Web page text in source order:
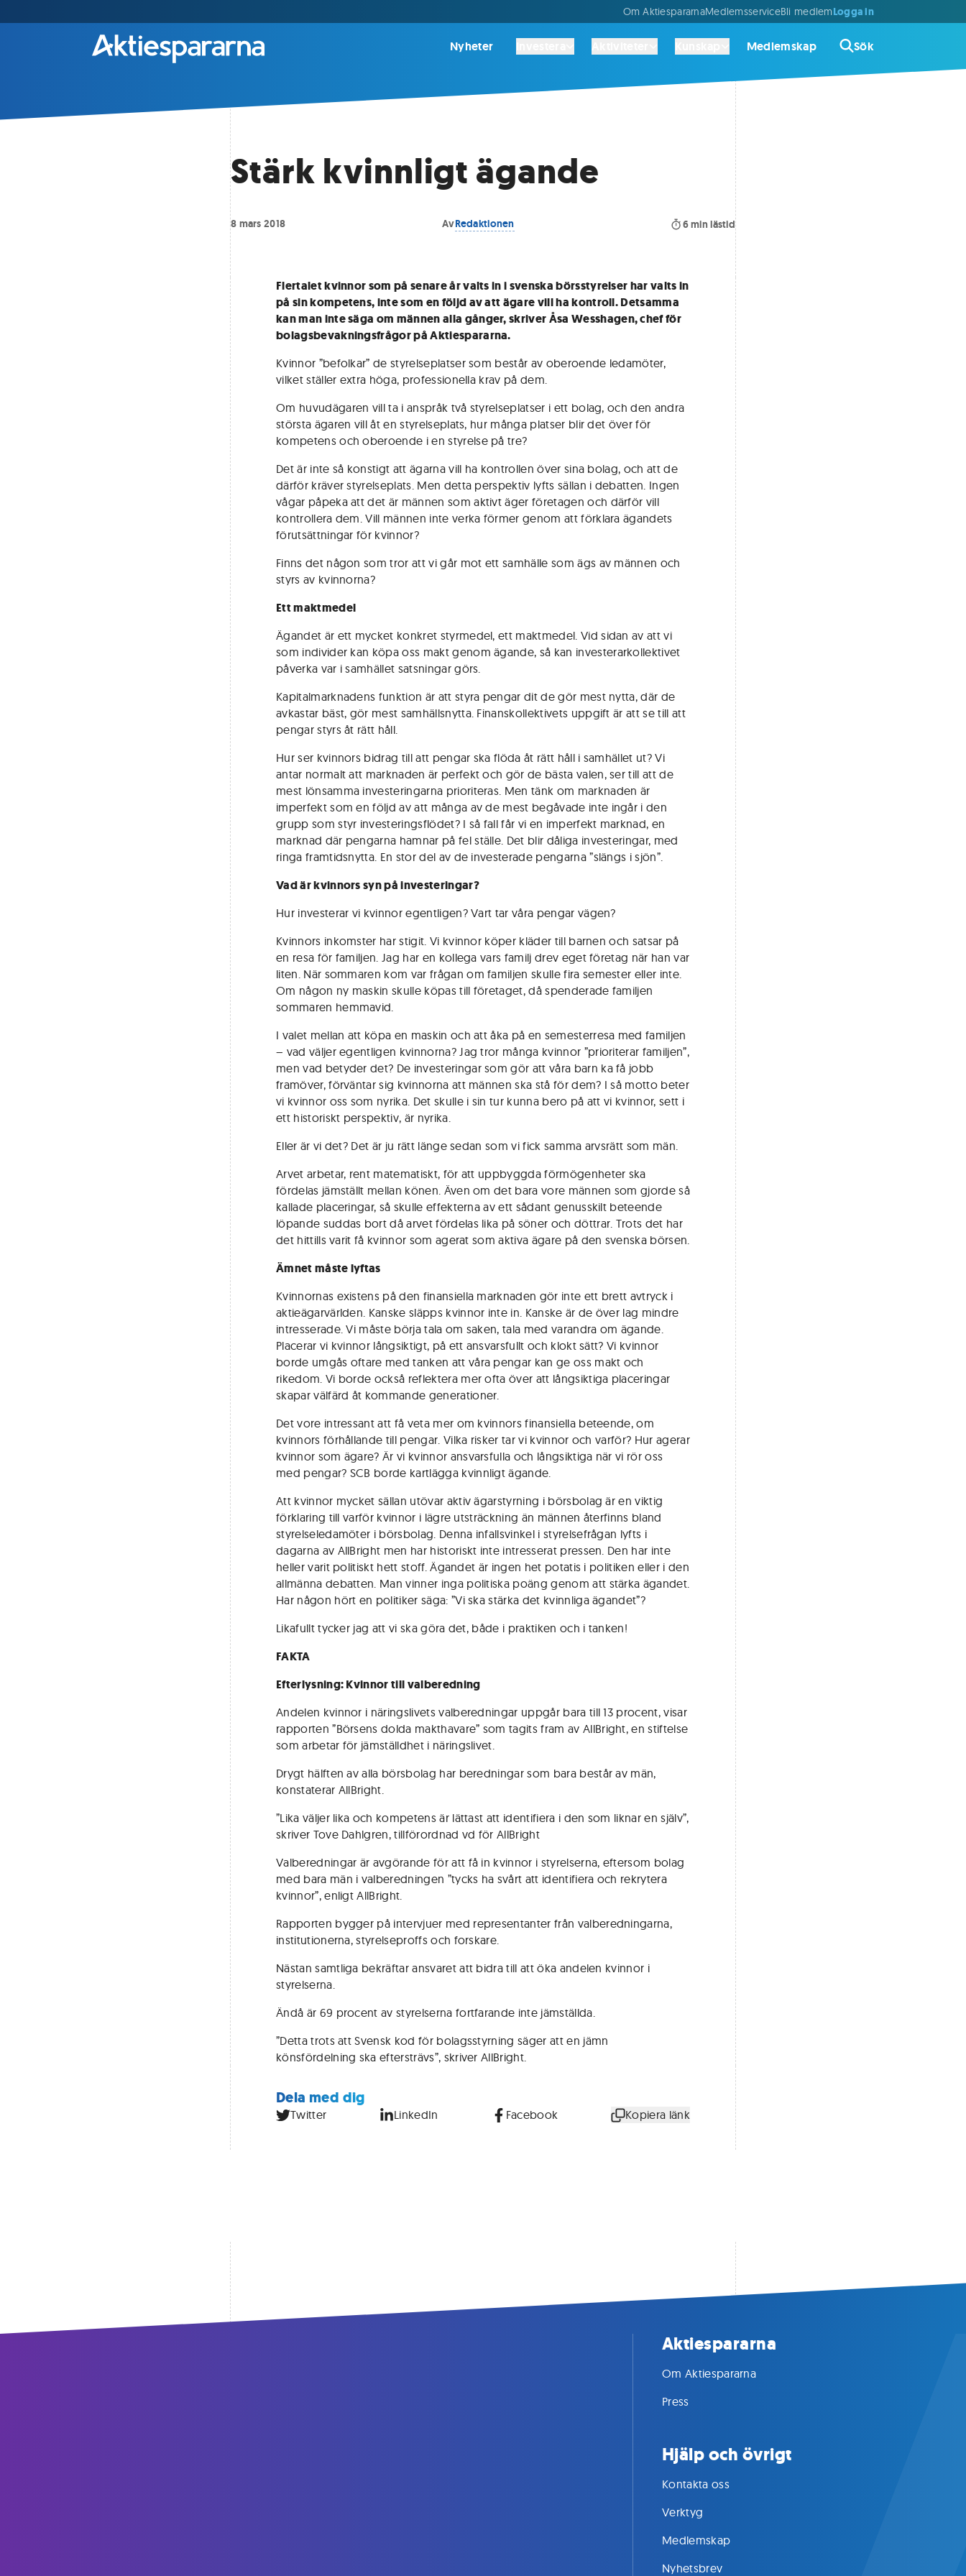
Om AktiespararnaMedlemsserviceBli medlemLogga in
Nyheter Medlemskap Sök
Stärk kvinnligt ägande
8 mars 2018 AvRedaktionen 6min lästid
Flertalet kvinnor som på senare år valts in i svenska börsstyrelser har valts in
på sin kompetens, inte som en följd av att ägare vill ha kontroll. Detsamma
kan man inte säga om männen alla gånger, skriver Åsa Wesshagen, chef för
bolagsbevakningsfrågor på Aktiespararna.
Kvinnor ”befolkar” de styrelseplatser som består av oberoende ledamöter,
vilket ställer extra höga, professionella krav på dem.
Om huvudägaren vill ta i anspråk två styrelseplatser i ett bolag, och den andra
största ägaren vill åt en styrelseplats, hur många platser blir det över för
kompetens och oberoende i en styrelse på tre?
Det är inte så konstigt att ägarna vill ha kontrollen över sina bolag, och att de
därför kräver styrelseplats. Men detta perspektiv lyfts sällan i debatten. Ingen
vågar påpeka att det är männen som aktivt äger företagen och därför vill
kontrollera dem. Vill männen inte verka förmer genom att förklara ägandets
förutsättningar för kvinnor?
Finns det någon som tror att vi går mot ett samhälle som ägs av männen och
styrs av kvinnorna?
Ett maktmedel
Ägandet är ett mycket konkret styrmedel, ett maktmedel. Vid sidan av att vi
som individer kan köpa oss makt genom ägande, så kan investerarkollektivet
påverka var i samhället satsningar görs.
Kapitalmarknadens funktion är att styra pengar dit de gör mest nytta, där de
avkastar bäst, gör mest samhällsnytta. Finanskollektivets uppgift är att se till att
pengar styrs åt rätt håll.
Hur ser kvinnors bidrag till att pengar ska flöda åt rätt håll i samhället ut? Vi
antar normalt att marknaden är perfekt och gör de bästa valen, ser till att de
mest lönsamma investeringarna prioriteras. Men tänk om marknaden är
imperfekt som en följd av att många av de mest begåvade inte ingår i den
grupp som styr investeringsflödet? I så fall får vi en imperfekt marknad, en
marknad där pengarna hamnar på fel ställe. Det blir dåliga investeringar, med
ringa framtidsnytta. En stor del av de investerade pengarna ”slängs i sjön”.
Vad är kvinnors syn på investeringar?
Hur investerar vi kvinnor egentligen? Vart tar våra pengar vägen?
Kvinnors inkomster har stigit. Vi kvinnor köper kläder till barnen och satsar på
en resa för familjen. Jag har en kollega vars familj drev eget företag när han var
liten. När sommaren kom var frågan om familjen skulle fira semester eller inte.
Om någon ny maskin skulle köpas till företaget, då spenderade familjen
sommaren hemmavid.
I valet mellan att köpa en maskin och att åka på en semesterresa med familjen
– vad väljer egentligen kvinnorna? Jag tror många kvinnor ”prioriterar familjen”,
men vad betyder det? De investeringar som gör att våra barn ka få jobb
framöver, förväntar sig kvinnorna att männen ska stå för dem? I så motto beter
vi kvinnor oss som nyrika. Det skulle i sin tur kunna bero på att vi kvinnor, sett i
ett historiskt perspektiv, är nyrika.
Eller är vi det? Det är ju rätt länge sedan som vi fick samma arvsrätt som män.
Arvet arbetar, rent matematiskt, för att uppbyggda förmögenheter ska
fördelas jämställt mellan könen. Även om det bara vore männen som gjorde så
kallade placeringar, så skulle effekterna av ett sådant genusskilt beteende
löpande suddas bort då arvet fördelas lika på söner och döttrar. Trots det har
det hittills varit få kvinnor som agerat som aktiva ägare på den svenska börsen.
Ämnet måste lyftas
Kvinnornas existens på den finansiella marknaden gör inte ett brett avtryck i
aktieägarvärlden. Kanske släpps kvinnor inte in. Kanske är de över lag mindre
intresserade. Vi måste börja tala om saken, tala med varandra om ägande.
Placerar vi kvinnor långsiktigt, på ett ansvarsfullt och klokt sätt? Vi kvinnor
borde umgås oftare med tanken att våra pengar kan ge oss makt och
rikedom. Vi borde också reflektera mer ofta över att långsiktiga placeringar
skapar välfärd åt kommande generationer.
Det vore intressant att få veta mer om kvinnors finansiella beteende, om
kvinnors förhållande till pengar. Vilka risker tar vi kvinnor och varför? Hur agerar
kvinnor som ägare? Är vi kvinnor ansvarsfulla och långsiktiga när vi rör oss
med pengar? SCB borde kartlägga kvinnligt ägande.
Att kvinnor mycket sällan utövar aktiv ägarstyrning i börsbolag är en viktig
förklaring till varför kvinnor i lägre utsträckning än männen återfinns bland
styrelseledamöter i börsbolag. Denna infallsvinkel i styrelsefrågan lyfts i
dagarna av AllBright men har historiskt inte intresserat pressen. Den har inte
heller varit politiskt hett stoff. Ägandet är ingen het potatis i politiken eller i den
allmänna debatten. Man vinner inga politiska poäng genom att stärka ägandet.
Har någon hört en politiker säga: ”Vi ska stärka det kvinnliga ägandet”?
Likafullt tycker jag att vi ska göra det, både i praktiken och i tanken!
FAKTA
Efterlysning: Kvinnor till valberedning
Andelen kvinnor i näringslivets valberedningar uppgår bara till 13 procent, visar
rapporten ”Börsens dolda makthavare” som tagits fram av AllBright, en stiftelse
som arbetar för jämställdhet i näringslivet.
Drygt hälften av alla börsbolag har beredningar som bara består av män,
konstaterar AllBright.
”Lika väljer lika och kompetens är lättast att identifiera i den som liknar en själv”,
skriver Tove Dahlgren, tillförordnad vd för AllBright
Valberedningar är avgörande för att få in kvinnor i styrelserna, eftersom bolag
med bara män i valberedningen ”tycks ha svårt att identifiera och rekrytera
kvinnor”, enligt AllBright.
Rapporten bygger på intervjuer med representanter från valberedningarna,
institutionerna, styrelseproffs och forskare.
Nästan samtliga bekräftar ansvaret att bidra till att öka andelen kvinnor i
styrelserna.
Ändå är 69 procent av styrelserna fortfarande inte jämställda.
”Detta trots att Svensk kod för bolagsstyrning säger att en jämn
könsfördelning ska eftersträvs”, skriver AllBright.
Dela med dig
Twitter LinkedIn Facebook Kopiera länk
Aktiespararna
Om Aktiespararna
Press
Hjälp och övrigt
Kontakta oss
Verktyg
Medlemskap
Nyhetsbrev